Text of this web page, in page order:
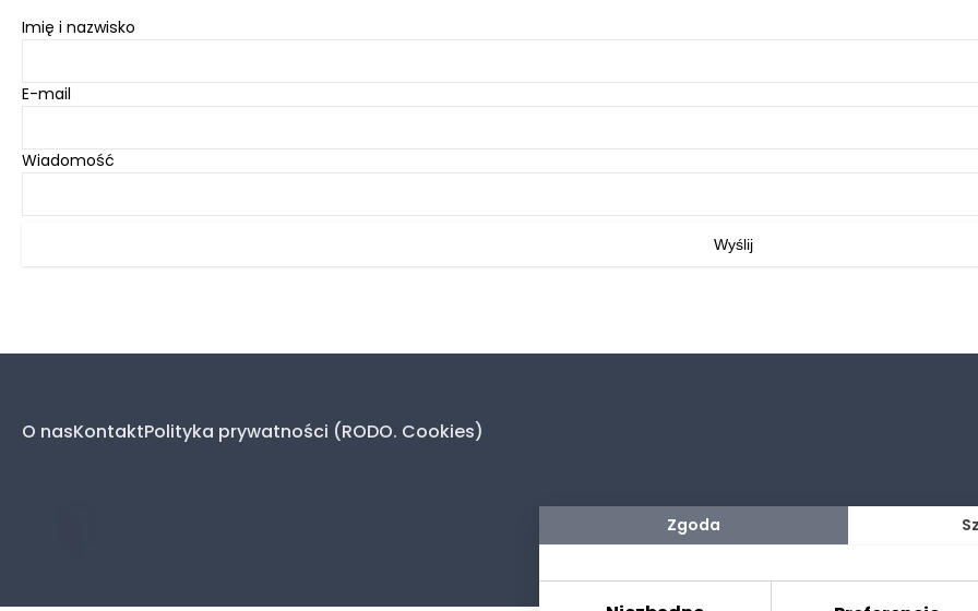
Imię i nazwisko
E-mail
Wiadomość
Wyślij
O nasKontaktPolityka prywatności (RODO. Cookies)
Zgoda